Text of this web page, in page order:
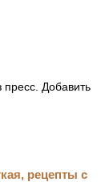
Добавить